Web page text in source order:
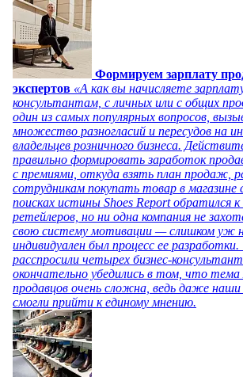
Формируем зарплату
экспертов «А как вы начисляете
консультантам, с личных или с общих
один из самых популярных вопросов,
множество разногласий и пересудов на
владельцев розничного бизнеса.
правильно формировать заработок
с премиями, откуда взять план продаж,
сотрудникам покупать товар в магазине
поисках истины Shoes Report обратился
ретейлеров, но ни одна компания не
свою систему мотивации — слишком уж
индивидуален был процесс ее
расспросили четырех бизнес-
окончательно убедились в том, что
продавцов очень сложна, ведь даже
смогли прийти к единому мнению.